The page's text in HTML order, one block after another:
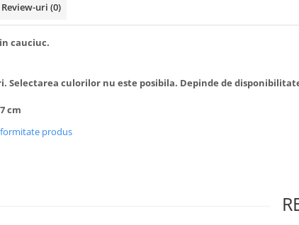
Review-uri (0)
cauciuc.
Selectarea culorilor nu este posibila. Depinde de
cm
produs